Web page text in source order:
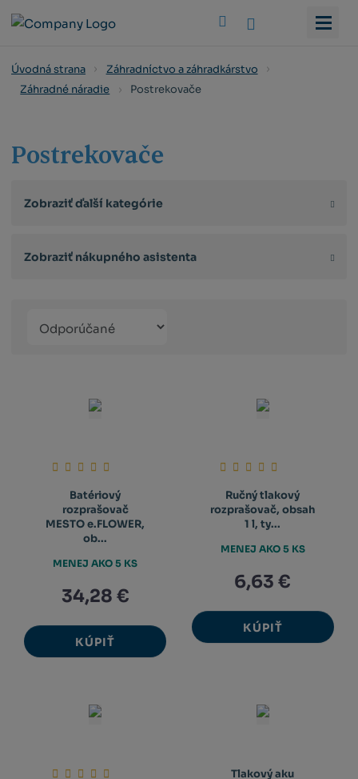
Úvodná strana
Záhradníctvo a záhradkárstvo
Záhradné náradie
Postrekovače
Postrekovače
Zobraziť ďalší kategórie
Zobraziť nákupného asistenta
produktů
Batériový
rozprašovač
MESTO e.FLOWER,
ob...
34,28 €
KÚPIŤ
MENEJ AKO 5 KS
Ručný tlakový
rozprašovač, obsah
1 l, ty...
6,63 €
KÚPIŤ
MENEJ AKO 5 KS
Tlakový aku